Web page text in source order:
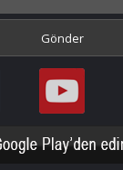
Bir
Haber
YouTube